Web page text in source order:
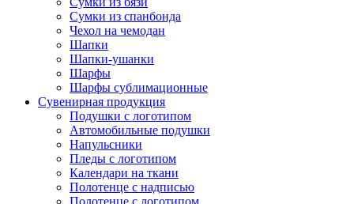
Сумки из спанбонда
Чехол на чемодан
Шапки
Шапки-ушанки
Шарфы
Шарфы сублимационные
Сувенирная продукция
Подушки с логотипом
Автомобильные подушки
Напульсники
Пледы с логотипом
Календари на ткани
Полотенце с надписью
Полотенце с логотипом